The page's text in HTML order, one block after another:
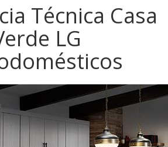
Técnica Casa
LG